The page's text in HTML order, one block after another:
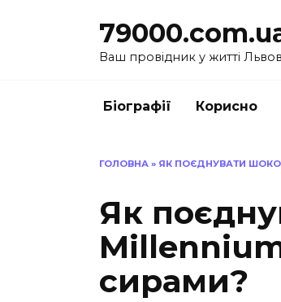
Ваш провідник у житті
Біографії Корисно
ГОЛОВНА » ЯК ПОЄДНУВАТИ
Як
сирами?